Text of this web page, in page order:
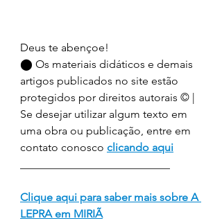
Deus te abençoe!
⬤ Os materiais didáticos e demais
artigos publicados no site estão
protegidos por direitos autorais © |
Se desejar utilizar algum texto em
uma obra ou publicação, entre em
contato conosco clicando aqui
Clique aqui para saber mais sobre A
LEPRA em MIRIÃ